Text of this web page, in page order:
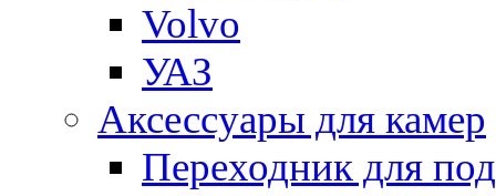
Volvo
УАЗ
Аксессуары для камер
Переходник для